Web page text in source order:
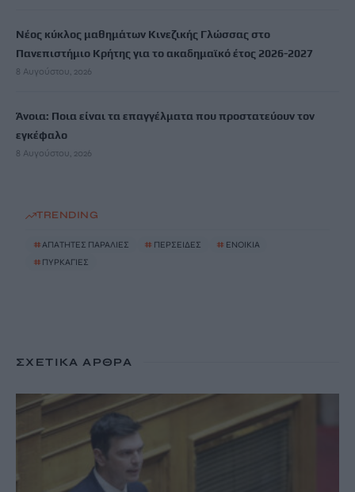
Νέος κύκλος μαθημάτων Κινεζικής Γλώσσας στο
Πανεπιστήμιο Κρήτης για το ακαδημαϊκό έτος 2026-2027
8 Αυγούστου, 2026
Άνοια: Ποια είναι τα επαγγέλματα που προστατεύουν τον
εγκέφαλο
8 Αυγούστου, 2026
TRENDING
#ΑΠΑΤΗΤΕΣ ΠΑΡΑΛΙΕΣ # ΠΕΡΣΕΙΔΕΣ # ΕΝΟΙΚΙΑ
# ΠΥΡΚΑΓΙΕΣ
ΣΧΕΤΙΚΆ ΆΡΘΡΑ